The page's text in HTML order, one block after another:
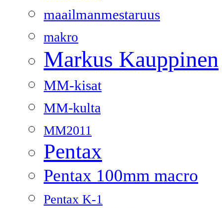
maailmanmestaruus
makro
Markus Kauppinen
MM-kisat
MM-kulta
MM2011
Pentax
Pentax 100mm macro
Pentax K-1